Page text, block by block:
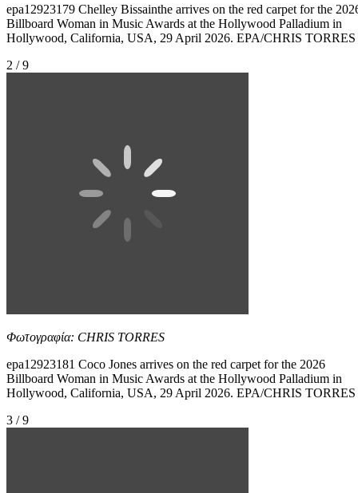
epa12923179 Chelley Bissainthe arrives on the red carpet for the
Billboard Woman in Music Awards at the Hollywood Palladium in
Hollywood, California, USA, 29 April 2026. EPA/CHRIS TORRES
2 / 9
Φωτογραφία: CHRIS TORRES
epa12923181 Coco Jones arrives on the red carpet for the 2026
Billboard Woman in Music Awards at the Hollywood Palladium in
Hollywood, California, USA, 29 April 2026. EPA/CHRIS TORRES
3 / 9